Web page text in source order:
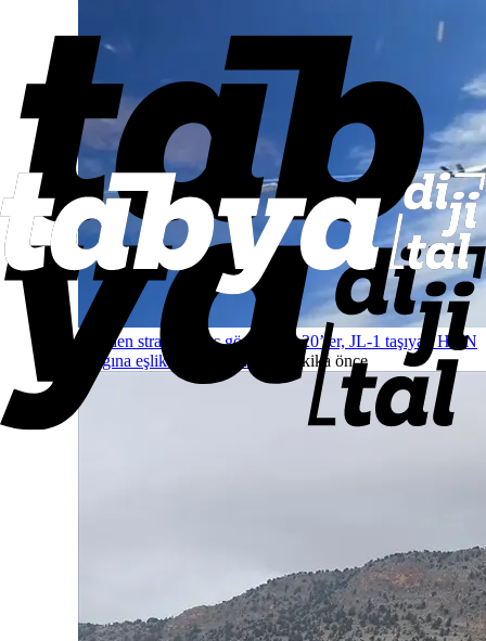
Çin’den stratejik güç gösterisi: J-20’ler, JL-1 taşıyan H-6N
uçağına eşlik etti
Dünyadan 53 dakika önce